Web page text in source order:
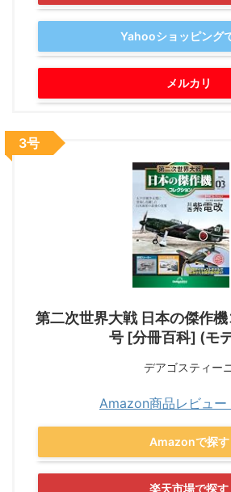
Yahooショッピング
メルカリ
第二次世界大戦 日本の傑作
号 [分冊百科] (モ
デアゴスティー
Amazon商品レビュー
Amazonで探す
楽天市場で探す
3号